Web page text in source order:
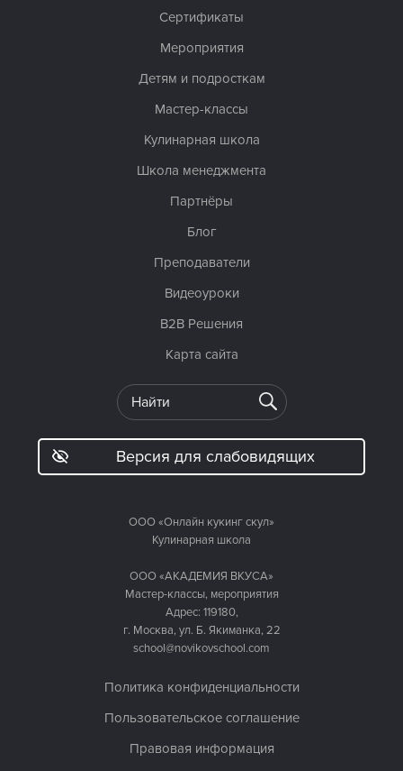
ООО «Онлайн кукинг скул»
Кулинарная школа
ООО «АКАДЕМИЯ ВКУСА»
Мастер-классы, мероприятия
Адрес: 119180,
г. Москва, ул. Б. Якиманка, 22
school@novikovschool.com
Политика конфиденциальности
Пользовательское соглашение
Правовая информация
Сертификаты
Мероприятия
Детям и подросткам
Мастер-классы
Кулинарная школа
Школа менеджмента
Партнёры
Блог
Преподаватели
Видеоуроки
B2B Решения
Карта сайта
Версия для слабовидящих